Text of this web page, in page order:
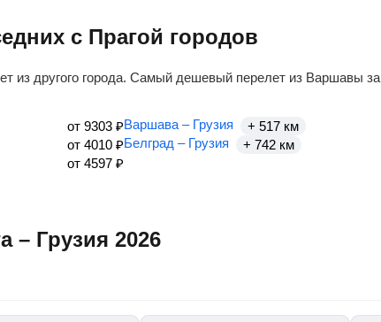
с Прагой городов
из другого города. Самый дешевый перелет из Варшавы за
от 9303 ₽Варшава – Грузия + 517 км
от 4010 ₽Белград – Грузия + 742 км
от 4597 ₽
– Грузия 2026